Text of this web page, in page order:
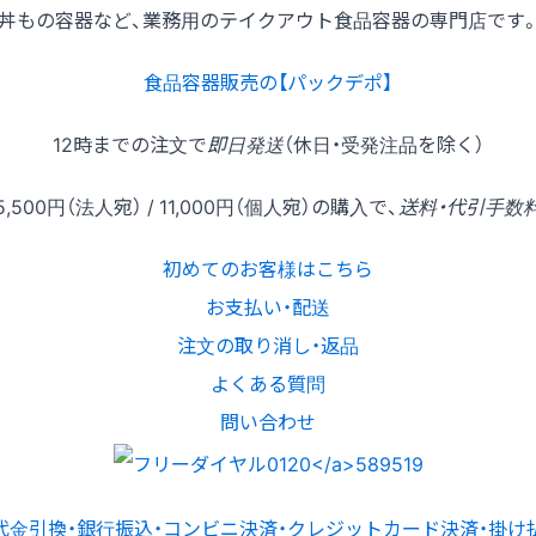
もの容器など、業務用のテイクアウト食品容器の専門店です。
食品容器販売の【パックデポ】
12時までの注文で即日発送（休日・受発注品を除く）
円（法人宛） / 11,000円（個人宛）の購入で、 送料・代引手数
初めてのお客様はこちら
お支払い・配送
注文の取り消し・返品
よくある質問
問い合わせ